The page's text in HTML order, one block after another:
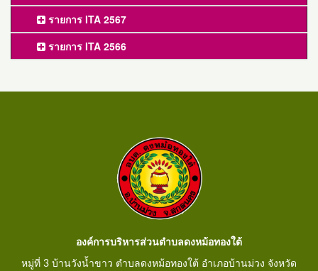
รายการ ITA 2567
รายการ ITA 2566
องค์การบริหารส่วนตำบลดงหม้อทองใต้
หมู่ที่ 3 บ้านวังน้ำขาว ตำบลดงหม้อทองใต้ อำเภอบ้านม่วง จังหวัด